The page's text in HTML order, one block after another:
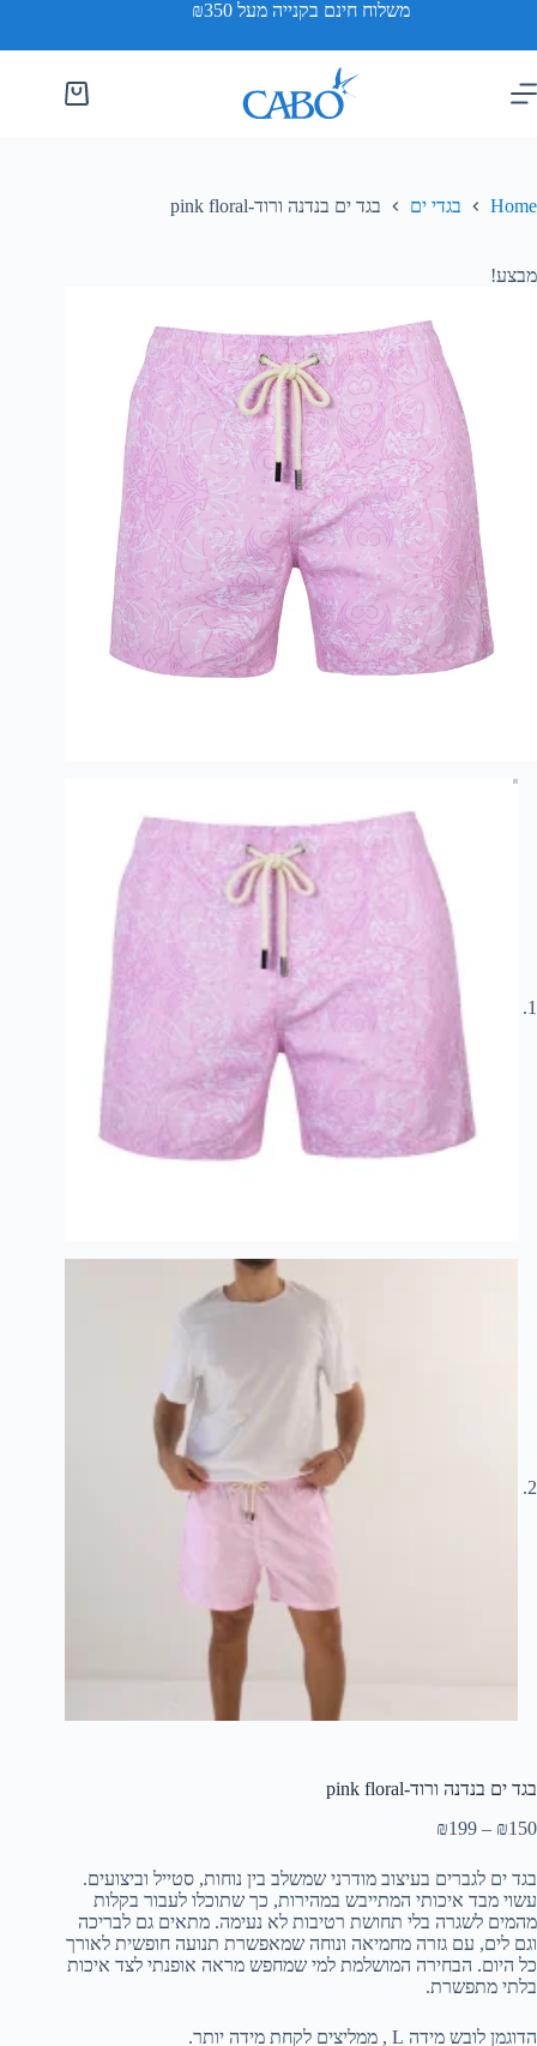
משלוח חינם בקנייה מעל ₪350
Home בגדי ים בגד ים בנדנה ורוד-pink floral
מבצע!
בגד ים בנדנה ורוד-pink floral
₪150
–
₪199
בגד ים לגברים בעיצוב מודרני שמשלב בין נוחות, סטייל וביצועים.
עשוי מבד איכותי המתייבש במהירות, כך שתוכלו לעבור בקלות
מהמים לשגרה בלי תחושת רטיבות לא נעימה. מתאים גם לבריכה
וגם לים, עם גזרה מחמיאה ונוחה שמאפשרת תנועה חופשית לאורך
כל היום. הבחירה המושלמת למי שמחפש מראה אופנתי לצד איכות
בלתי מתפשרת.
הדוגמן לובש מידה L , ממליצים לקחת מידה יותר.